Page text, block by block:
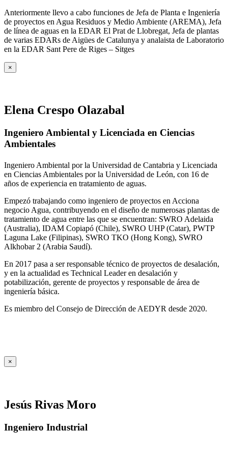
Anteriormente llevo a cabo funciones de Jefa de Planta e Ingeniería
de proyectos en Agua Residuos y Medio Ambiente (AREMA), Jefa
de línea de aguas en la EDAR El Prat de Llobregat, Jefa de plantas
de varias EDARs de Aigües de Catalunya y analaista de Laboratorio
en la EDAR Sant Pere de Riges – Sitges
×
Elena Crespo Olazabal
Ingeniero Ambiental y Licenciada en Ciencias
Ambientales
Ingeniero Ambiental por la Universidad de Cantabria y Licenciada
en Ciencias Ambientales por la Universidad de León, con 16 de
años de experiencia en tratamiento de aguas.
Empezó trabajando como ingeniero de proyectos en Acciona
negocio Agua, contribuyendo en el diseño de numerosas plantas de
tratamiento de agua entre las que se encuentran: SWRO Adelaida
(Australia), IDAM Copiapó (Chile), SWRO UHP (Catar), PWTP
Laguna Lake (Filipinas), SWRO TKO (Hong Kong), SWRO
Alkhobar 2 (Arabia Saudí).
En 2017 pasa a ser responsable técnico de proyectos de desalación,
y en la actualidad es Technical Leader en desalación y
potabilización, gerente de proyectos y responsable de área de
ingeniería básica.
Es miembro del Consejo de Dirección de AEDYR desde 2020.
×
Jesús Rivas Moro
Ingeniero Industrial